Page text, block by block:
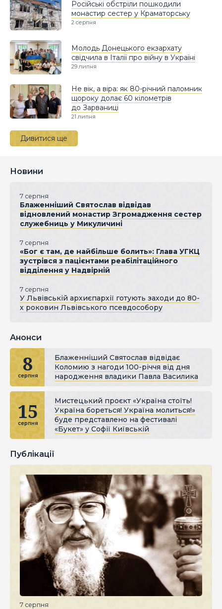
Російські обстріли пошкодили
монастир сестер у Краматорську
2 серпня
Молодь Донецького екзархату
свідчила в Італії про війну в Україні
29 липня
Не вік, а віра: як 80-річний паломник
щороку долає 60 кілометрів
до Зарваниці
21 липня
Дивитися ще
Новини
7 серпня
Блаженніший Святослав відвідав
відновлений монастир Згромадження сестер
служебниць у Микуличині
7 серпня
«Бог є там, де найбільше болить»: Глава УГКЦ
зустрівся з пацієнтами реабілітаційного
відділення у Надвірній
7 серпня
У Львівській архиєпархії готують заходи до 80-
х роковин Львівського псевдособору
Анонси
8
серпня
Блаженніший Святослав відвідає
Коломию з нагоди 100-річчя від дня
народження владики Павла Василика
15
серпня
Мистецький проєкт «Україна стоїть!
Україна бореться! Україна молиться!»
буде представлено на фестивалі
«Букет» у Софії Київській
Публікації
7 серпня